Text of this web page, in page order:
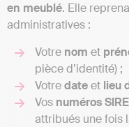
en meublé. Elle
administratives :
Votre nom et
pièce d’identité) ;
Votredateet lieu
Vos numéros
attribués une fois